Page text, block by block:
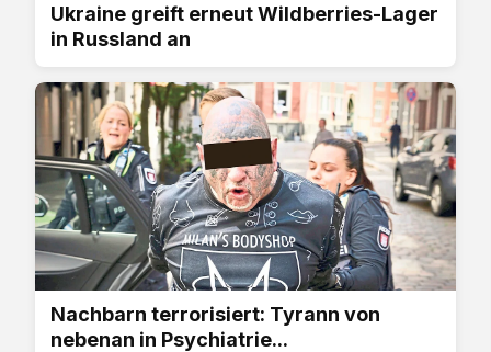
Ukraine greift erneut Wildberries-Lager
in Russland an
Nachbarn terrorisiert: Tyrann von
nebenan in Psychiatrie...